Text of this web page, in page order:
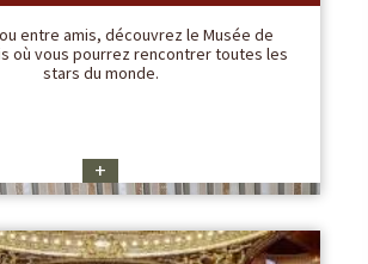
entre amis, découvrez le Musée de
où vous pourrez rencontrer toutes les
stars du monde.
+